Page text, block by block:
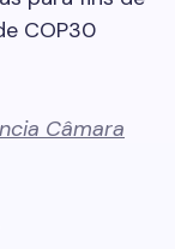
COP30
Câmara